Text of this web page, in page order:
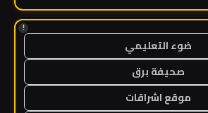
!
ضوء التعليمي
صحيفة برق
موقع اشراقات